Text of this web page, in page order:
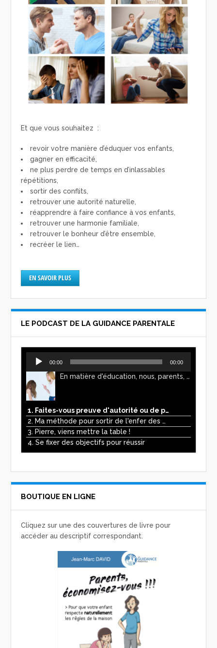
Et que vous souhaitez :
revoir votre manière d’éduquer vos enfants,
gagner en efficacité,
ne plus perdre de temps en d’inlassables
répétitions,
sortir des conflits,
retrouver une autorité naturelle,
réapprendre à faire confiance à vos enfants,
retrouver une harmonie familiale,
retrouver le bonheur d’être ensemble,
recréer le lien…
EN SAVOIR PLUS
LE PODCAST DE LA GUIDANCE PARENTALE
Lecteur
audio
00:00 00:00
En matière d'éducation, nous, parents, avons l'impression de faire preuve d'autorité. Mais n'est-ce pas, parfois, plutôt un jeu de pouvoir ? Ce podcast vous permettra d'y voir plus clair !
1. Faites-vous preuve d'autorité ou de pouvoir avec vos enfants ?
2. Ma méthode pour sortir de l'enfer des écrans
3. Pierre, viens mettre la table !
4. Se fixer des objectifs pour réussir
BOUTIQUE EN LIGNE
Cliquez sur une des couvertures de livre pour
accéder au descriptif correspondant.